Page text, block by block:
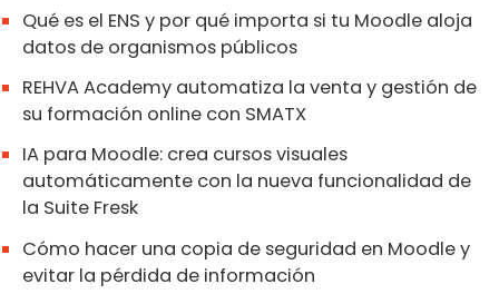
Qué es el ENS y por qué importa si tu Moodle aloja
datos de organismos públicos
REHVA Academy automatiza la venta y gestión de
su formación online con SMATX
IA para Moodle: crea cursos visuales
automáticamente con la nueva funcionalidad de
la Suite Fresk
Cómo hacer una copia de seguridad en Moodle y
evitar la pérdida de información